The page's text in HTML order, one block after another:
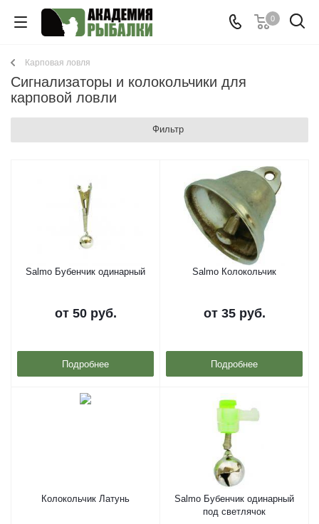
0
Карповая ловля
Сигнализаторы и колокольчики для
карповой ловли
Фильтр
Salmo Бубенчик одинарный
от 50 руб.
Подробнее
Salmo Колокольчик
от 35 руб.
Подробнее
Колокольчик Латунь
Salmo Бубенчик одинарный
под светлячок